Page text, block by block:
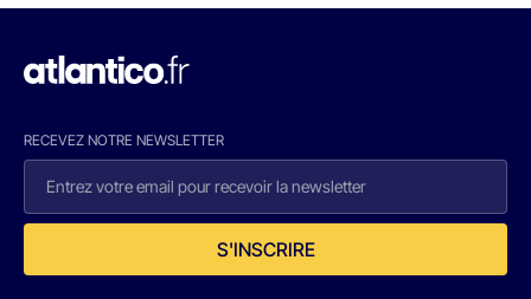
RECEVEZ NOTRE NEWSLETTER
S'INSCRIRE